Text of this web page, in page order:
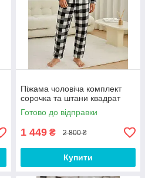
Піжама чоловіча комплект
сорочка та штани квадрат
Готово до відправки
1 449 ₴ 2 800 ₴
Купити